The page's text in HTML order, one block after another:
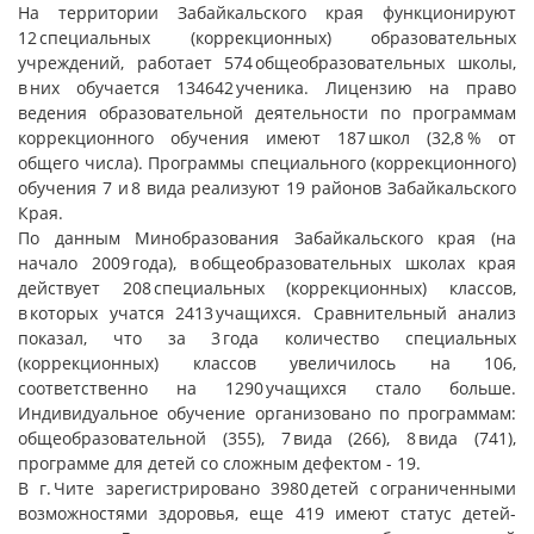
На территории Забайкальского края функционируют
12 специальных (коррекционных) образовательных
учреждений, работает 574 общеобразовательных школы,
в них обучается 134642 ученика. Лицензию на право
ведения образовательной деятельности по программам
коррекционного обучения имеют 187 школ (32,8 % от
общего числа). Программы специального (коррекционного)
обучения 7 и 8 вида реализуют 19 районов Забайкальского
Края.
По данным Минобразования Забайкальского края (на
начало 2009 года), в общеобразовательных школах края
действует 208 специальных (коррекционных) классов,
в которых учатся 2413 учащихся. Сравнительный анализ
показал, что за 3 года количество специальных
(коррекционных) классов увеличилось на 106,
соответственно на 1290 учащихся стало больше.
Индивидуальное обучение организовано по программам:
общеобразовательной (355), 7 вида (266), 8 вида (741),
программе для детей со сложным дефектом - 19.
В г. Чите зарегистрировано 3980 детей с ограниченными
возможностями здоровья, еще 419 имеют статус детей-